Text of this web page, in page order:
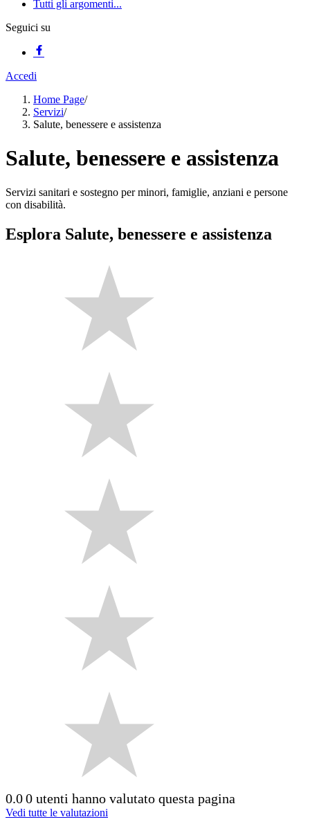
Tutti gli argomenti...
Seguici su
Accedi
Home Page/
Servizi/
Salute, benessere e assistenza
Salute, benessere e assistenza
Servizi sanitari e sostegno per minori, famiglie, anziani e persone
con disabilità.
Esplora Salute, benessere e assistenza
0.00 utenti hanno valutato questa pagina
Vedi tutte le valutazioni